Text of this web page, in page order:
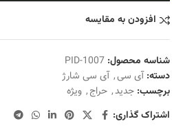
افزودن به مقایسه
شناسه محصول: PID-1007
دسته: آی سی, آی سی شارژ
برچسب: جدید, حراج, ویژه
اشتراک گذاری: